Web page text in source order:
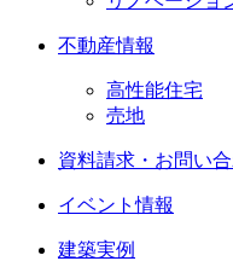
不動産情報
高性能住宅
売地
資料請求・お問い
イベント情報
建築実例